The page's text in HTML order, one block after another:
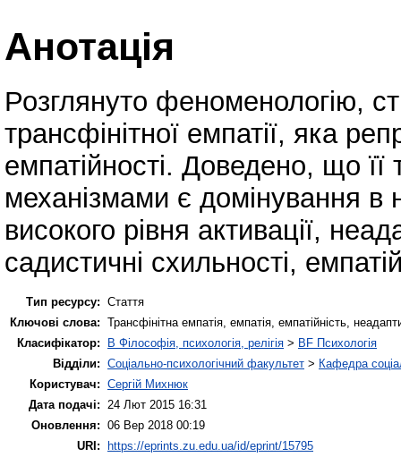
Анотація
Розглянуто феноменологію,
трансфінітної емпатії, яка
емпатійності. Доведено, що
механізмами є домінування в
високого рівня активації,
садистичні схильності,
Тип ресурсу: Стаття
Ключові слова: Трансфінітна емпатія, емпатія, емпатійність,
Класифікатор:
B Філософія, психологія, релігія > BF Психологія
Відділи: Соціально-психологічний факультет > Кафедра
Користувач: Сергій Михнюк
Дата подачі:
24 Лют 2015 16:31
Оновлення: 06 Вер 2018 00:19
URI: https://eprints.zu.edu.ua/id/eprint/15795